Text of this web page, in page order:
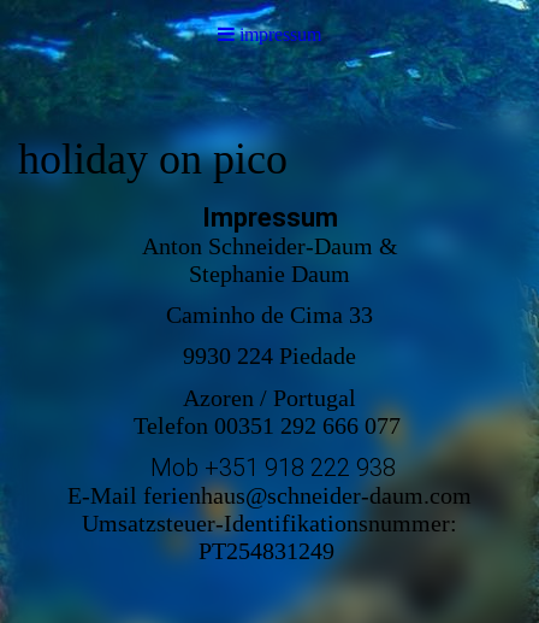
impressum
holiday on pico
Impressum
Anton Schneider-Daum &
Stephanie Daum
Caminho de Cima 33
9930 224 Piedade
Azoren / Portugal
Telefon 00351 292 666 077
Mob +351 918 222 938
E-Mail ferienhaus@schneider-daum.com
Umsatzsteuer-Identifikationsnummer:
PT254831249